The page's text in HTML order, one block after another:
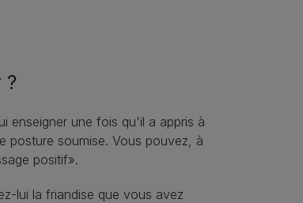
?
enseigner une fois qu'il a appris à
posture soumise. Vous pouvez, à
positif».
lui la friandise que vous avez